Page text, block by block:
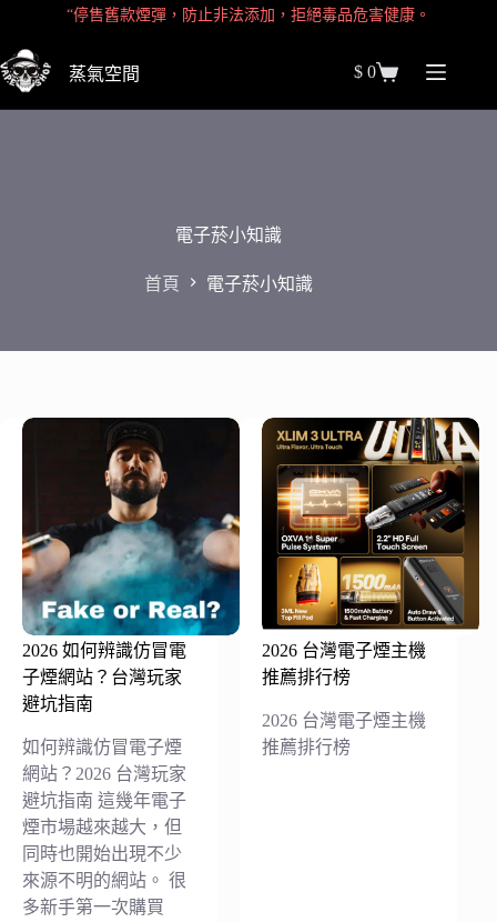
主
“停售舊款煙彈，防止非法添加，拒絕毒品危害健康。
“停售舊款煙彈，防止非法添加，拒絕毒品危害健康。
蒸氣空間
物
$ 0
電子菸小知識
首頁 電子菸小知識
2026 如何辨識仿冒電
子煙網站？台灣玩家
避坑指南
如何辨識仿冒電子煙
網站？2026 台灣玩家
避坑指南 這幾年電子
煙市場越來越大，但
同時也開始出現不少
來源不明的網站。 很
多新手第一次購買
2026 台灣電子煙主機
推薦排行榜
2026 台灣電子煙主機
推薦排行榜